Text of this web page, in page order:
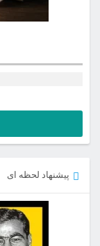
پیشنهاد لحظه ای